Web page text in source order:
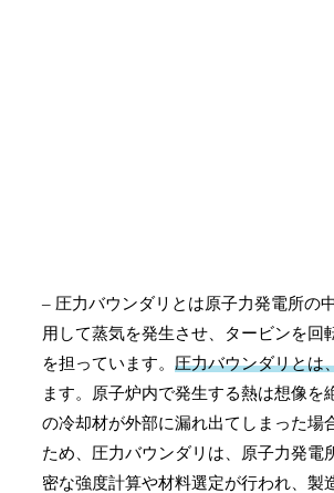
– 圧力バウンダリとは原子力発電所の
用して蒸気を発生させ、タービンを
を担っています。 圧力バウンダリとは
ます。原子炉内で発生する熱は想像
の冷却材が外部に漏れ出てしまった場
ため、圧力バウンダリは、原子力発
密な強度計算や材料選定が行われ、製